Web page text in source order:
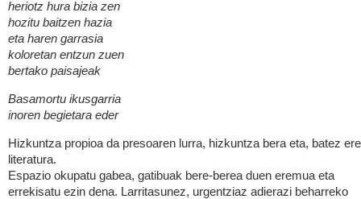
heriotz hura bizia zen
hozitu baitzen hazia
eta haren garrasia
koloretan entzun zuen
bertako paisajeak
Basamortu ikusgarria
inoren begietara eder
Hizkuntza propioa da presoaren lurra, hizkuntza bera eta, batez
literatura.
Espazio okupatu gabea, gatibuak bere-berea duen eremua eta
errekisatu ezin dena. Larritasunez, urgentziaz adierazi beharreko